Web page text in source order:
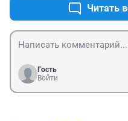
Читать
Гость
Войти